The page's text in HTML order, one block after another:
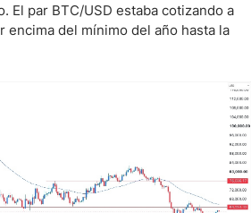
El par BTC/USD estaba cotizando a
encima del mínimo del año hasta la